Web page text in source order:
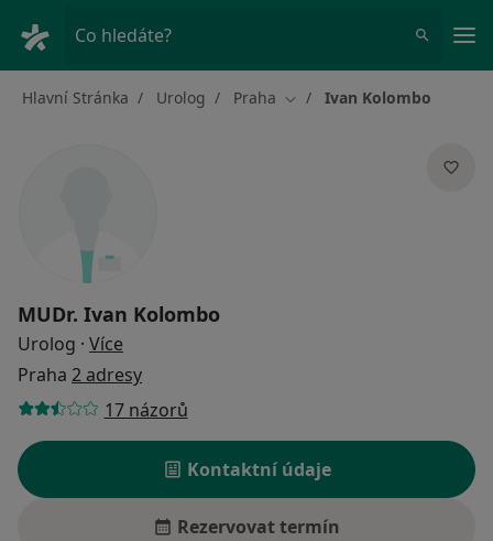
Co hledáte?
Hlavní Stránka Urolog Praha Změna města
Ivan Kolombo
MUDr. Ivan Kolombo
Urolog · Více
Praha 2 adresy
17 názorů
Kontaktní údaje
Rezervovat termín